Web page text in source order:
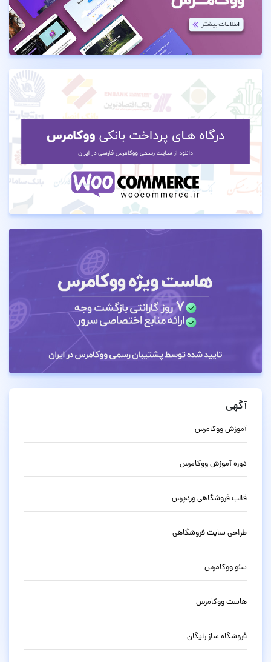
آگهی
آموزش ووکامرس
دوره آموزش ووکامرس
قالب فروشگاهی وردپرس
طراحی سایت فروشگاهی
سئو ووکامرس
هاست ووکامرس
فروشگاه ساز رایگان